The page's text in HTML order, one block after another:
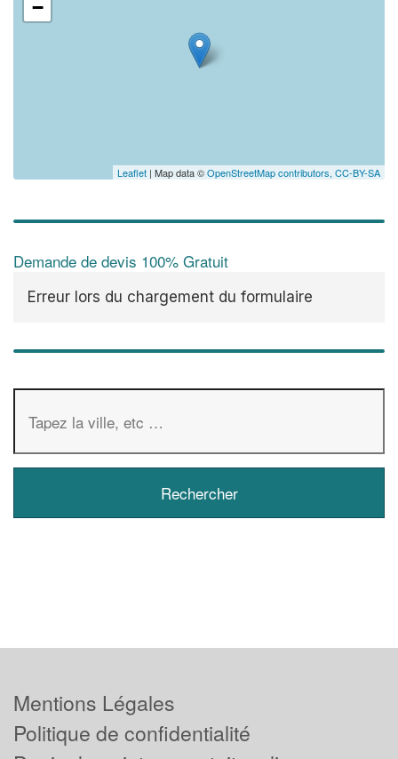
−
Leaflet | Map data ©OpenStreetMap contributors, CC-BY-SA
Demande de devis 100% Gratuit
Erreur lors du chargement du formulaire
Mentions Légales
Politique de confidentialité